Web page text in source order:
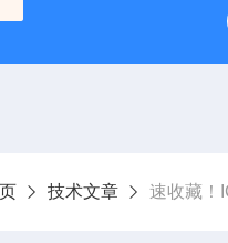
技术文章 速收藏！